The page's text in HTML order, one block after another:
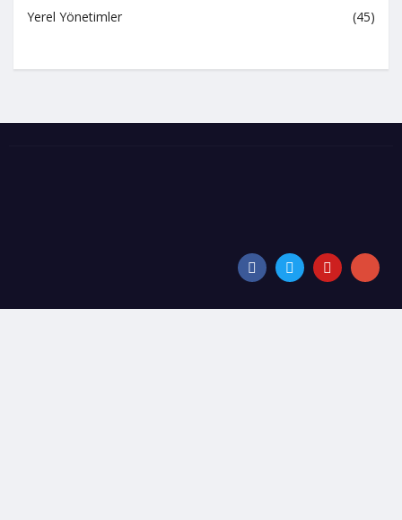
Yerel Yönetimler (45)